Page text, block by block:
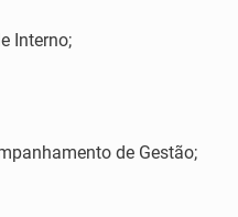
Interno;
de Gestão;